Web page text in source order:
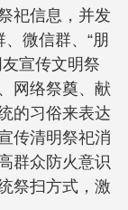
祀信息，并发
微信群、“朋
宣传文明祭
网络祭奠、献
的习俗来表达
传清明祭祀消
群众防火意识
祭扫方式，激